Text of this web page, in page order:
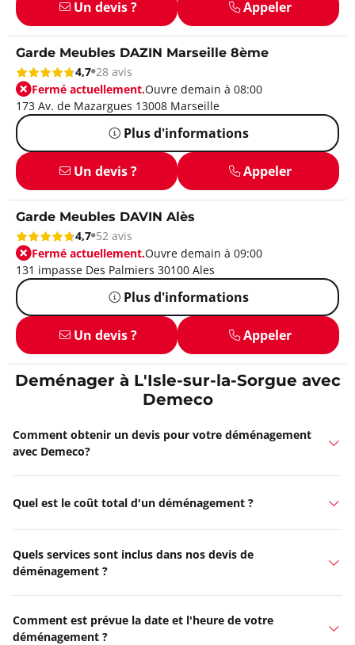
Un devis ? Appeler
Garde Meubles DAZIN Marseille 8ème
4,7 28 avis
Fermé actuellement.Ouvre demain à 08:00
173 Av. de Mazargues 13008 Marseille
Plus d'informations
Un devis ? Appeler
Garde Meubles DAVIN Alès
4,7 52 avis
Fermé actuellement.Ouvre demain à 09:00
131 impasse Des Palmiers 30100 Ales
Plus d'informations
Un devis ? Appeler
Deménager à L'Isle-sur-la-Sorgue avec
Demeco
Comment obtenir un devis pour votre déménagement
avec Demeco?
Quel est le coût total d'un déménagement ?
Quels services sont inclus dans nos devis de
déménagement ?
Comment est prévue la date et l'heure de votre
déménagement ?